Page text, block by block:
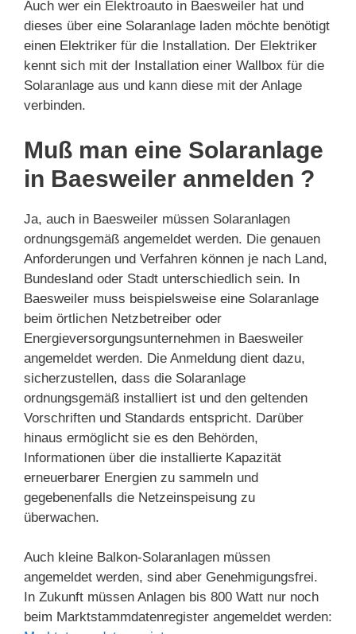
Auch wer ein Elektroauto in Baesweiler hat und
dieses über eine Solaranlage laden möchte benötigt
einen Elektriker für die Installation. Der Elektriker
kennt sich mit der Installation einer Wallbox für die
Solaranlage aus und kann diese mit der Anlage
verbinden.
Muß man eine Solaranlage
in Baesweiler anmelden ?
Ja, auch in Baesweiler müssen Solaranlagen
ordnungsgemäß angemeldet werden. Die genauen
Anforderungen und Verfahren können je nach Land,
Bundesland oder Stadt unterschiedlich sein. In
Baesweiler muss beispielsweise eine Solaranlage
beim örtlichen Netzbetreiber oder
Energieversorgungsunternehmen in Baesweiler
angemeldet werden. Die Anmeldung dient dazu,
sicherzustellen, dass die Solaranlage
ordnungsgemäß installiert ist und den geltenden
Vorschriften und Standards entspricht. Darüber
hinaus ermöglicht sie es den Behörden,
Informationen über die installierte Kapazität
erneuerbarer Energien zu sammeln und
gegebenenfalls die Netzeinspeisung zu
überwachen.
Auch kleine Balkon-Solaranlagen müssen
angemeldet werden, sind aber Genehmigungsfrei.
In Zukunft müssen Anlagen bis 800 Watt nur noch
beim Marktstammdatenregister angemeldet werden: